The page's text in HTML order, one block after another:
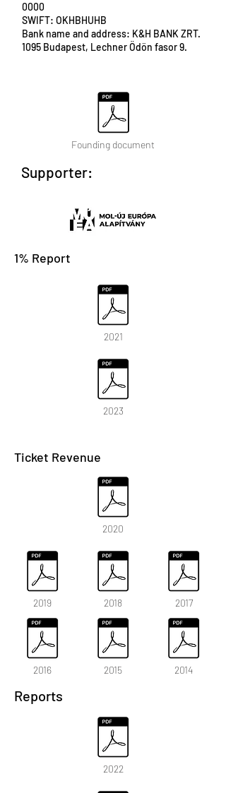
0000
SWIFT: OKHBHUHB
Bank name and address: K&H BANK ZRT.
1095 Budapest, Lechner Ödön fasor 9.
Founding document
Supporter:
1% Report
2021
2023
Ticket Revenue
2020
2019
2016
2018
2015
2017
2014
Reports
2022